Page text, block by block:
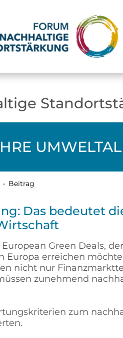
• Beitrag
Das bedeutet
Green Deals,
erreichen
nicht nur
zunehmend
zum